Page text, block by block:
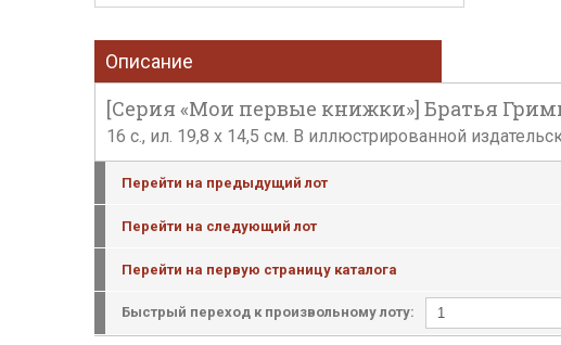
Описание
[Серия «Мои первые книжки»] Братья
16 с., ил. 19,8 х 14,5 см. В иллюстрированной
Перейти на предыдущий лот
Перейти на следующий лот
Перейти на первую страницу каталога
Быстрый переход к произвольному лоту: